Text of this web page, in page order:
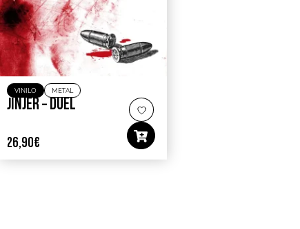
VINILO METAL
JINJER – DUÉL
26,90€